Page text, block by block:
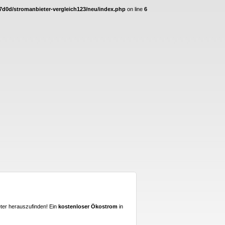
stromanbieter-vergleich123/neu/index.php on line 6
herauszufinden! Ein kostenloser Ökostrom in